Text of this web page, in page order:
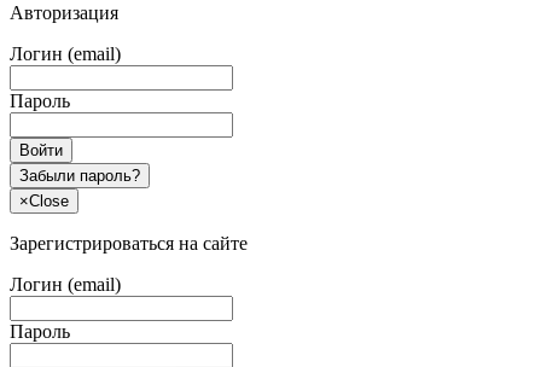
Авторизация
Логин (email)
Пароль
Войти
Забыли пароль?
×Close
Зарегистрироваться на сайте
Логин (email)
Пароль